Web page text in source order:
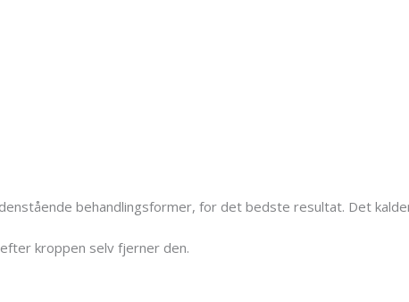
behandlingsformer, for det bedste resultat. Det
kroppen selv fjerner den.